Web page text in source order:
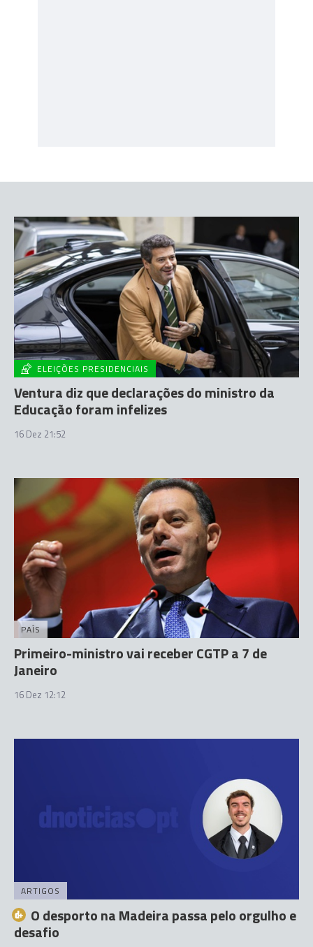
ELEIÇÕES PRESIDENCIAIS
Ventura diz que declarações do ministro da
Educação foram infelizes
16 Dez 21:52
PAÍS
Primeiro-ministro vai receber CGTP a 7 de
Janeiro
16 Dez 12:12
ARTIGOS
O desporto na Madeira passa pelo orgulho e
desafio